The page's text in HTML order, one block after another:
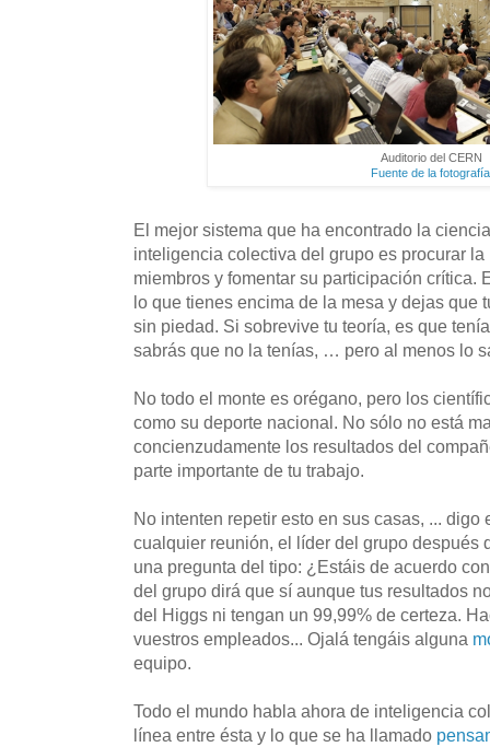
Auditorio del CERN
Fuente de la
El mejor sistema que ha encontrado la
inteligencia colectiva del grupo es procurar
miembros y fomentar su participación crítica.
lo que tienes encima de la mesa y dejas que
sin piedad. Si sobrevive tu teoría, es que
sabrás que no la tenías, … pero al menos lo
No todo el monte es orégano, pero los
como su deporte nacional. No sólo no está
concienzudamente los resultados del
parte importante de tu trabajo.
No intenten repetir esto en sus casas, ... digo
cualquier reunión, el líder del grupo después
una pregunta del tipo: ¿Estáis de acuerdo
del grupo dirá que sí aunque tus resultados
del Higgs ni tengan un 99,99% de certeza.
vuestros empleados... Ojalá tengáis alguna
equipo.
Todo el mundo habla ahora de inteligencia
línea entre ésta y lo que se ha llamado